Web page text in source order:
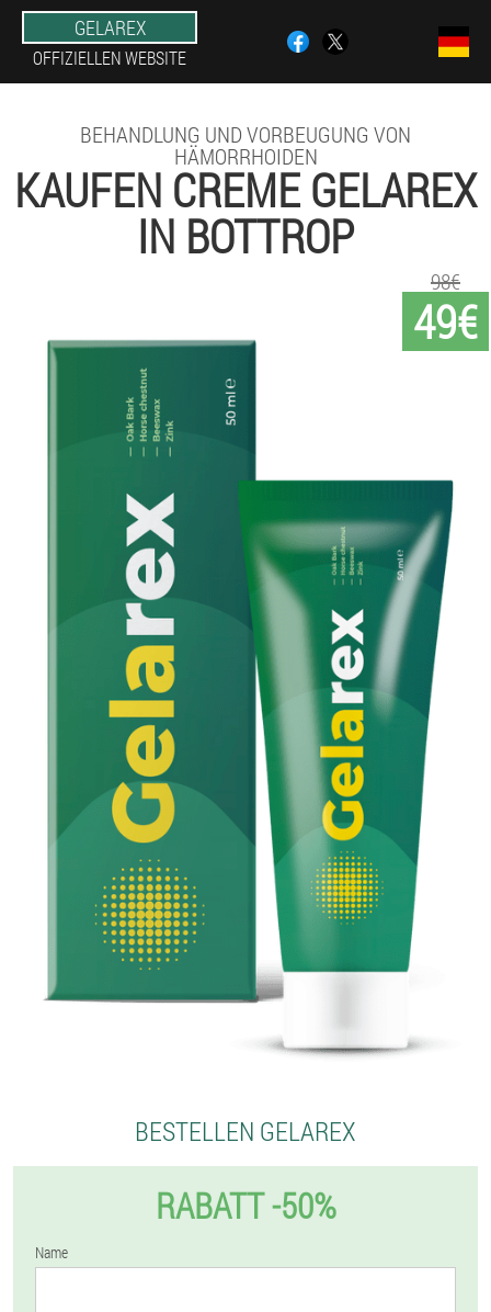
GELAREX
OFFIZIELLEN WEBSITE
BEHANDLUNG UND VORBEUGUNG VON
HÄMORRHOIDEN
KAUFEN CREME GELAREX
IN BOTTROP
49€
98€
BESTELLEN GELAREX
RABATT -50%
Name